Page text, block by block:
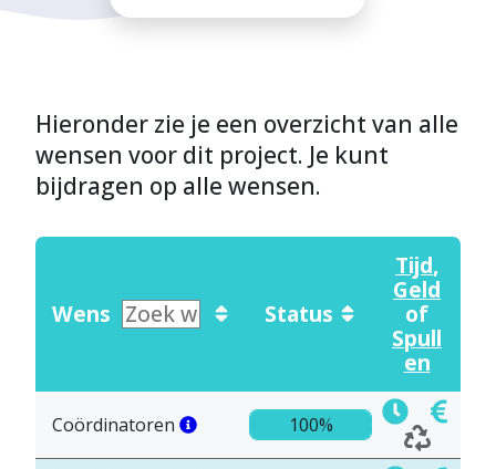
Hieronder zie je een overzicht van alle
wensen voor dit project. Je kunt
bijdragen op alle wensen.
Wens Status
Tijd,
Geld
of
Spull
en
Coördinatoren 100%